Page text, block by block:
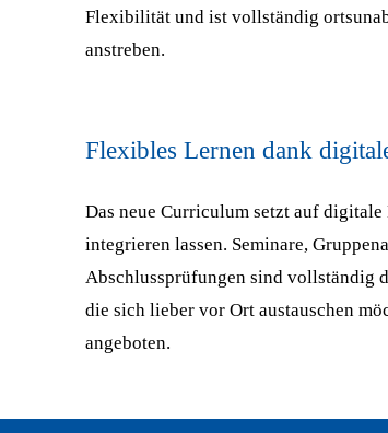
Flexibilität und ist vollständig
anstreben.
Flexibles Lernen dank
Das neue Curriculum setzt auf
integrieren lassen. Seminare,
Abschlussprüfungen sind vollständig
die sich lieber vor Ort austauschen
angeboten.